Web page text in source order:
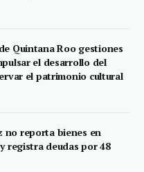
Quintana Roo gestiones
el desarrollo del
el patrimonio cultural
no reporta bienes en
registra deudas por 48